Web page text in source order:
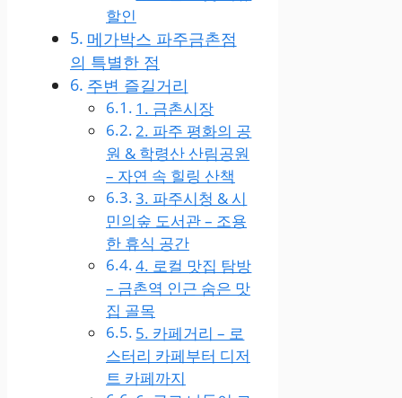
할인
메가박스 파주금촌점
의 특별한 점
주변 즐길거리
1. 금촌시장
2. 파주 평화의 공
원 & 학령산 산림공원
– 자연 속 힐링 산책
3. 파주시청 & 시
민의숲 도서관 – 조용
한 휴식 공간
4. 로컬 맛집 탐방
– 금촌역 인근 숨은 맛
집 골목
5. 카페거리 – 로
스터리 카페부터 디저
트 카페까지